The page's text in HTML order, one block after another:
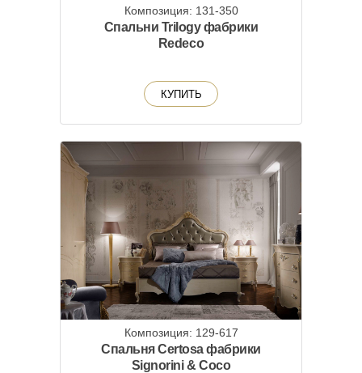
Композиция: 131-350
Спальни Trilogy фабрики
Redeco
КУПИТЬ
Композиция: 129-617
Спальня Certosa фабрики
Signorini & Coco